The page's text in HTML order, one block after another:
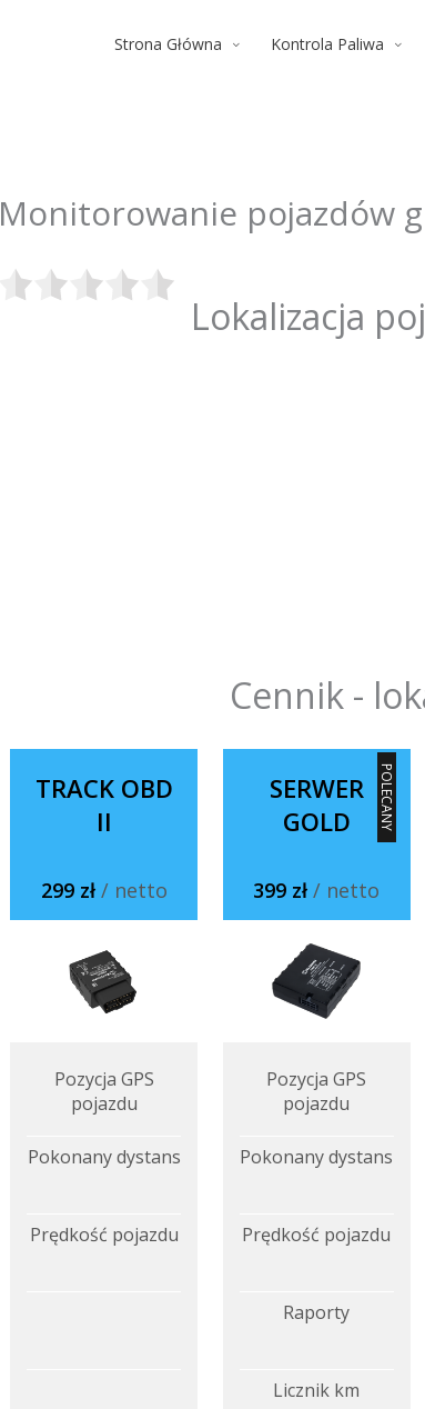
Strona Główna Kontrola Paliwa
Monitorowanie pojazdów
Lokalizacja
Cennik -
TRACK OBD
II
299 zł / netto
Pozycja GPS
pojazdu
Pokonany dystans
Prędkość pojazdu
POLECANY
SERWER
GOLD
399 zł/ netto
Pozycja GPS
pojazdu
Pokonany dystans
Prędkość pojazdu
Raporty
Licznik km